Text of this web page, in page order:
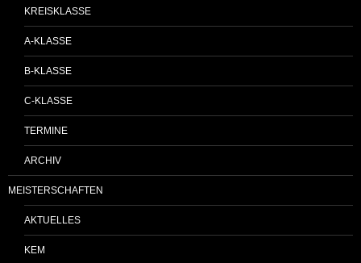
KREISKLASSE
A-KLASSE
B-KLASSE
C-KLASSE
TERMINE
ARCHIV
MEISTERSCHAFTEN
AKTUELLES
KEM